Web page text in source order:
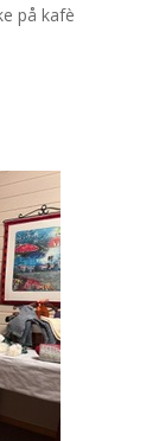
på kafè